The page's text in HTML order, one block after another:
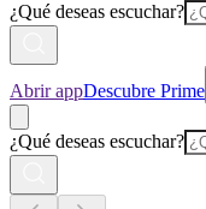
¿Qué deseas escuchar?
Abrir appDescubre Prime
¿Qué deseas escuchar?